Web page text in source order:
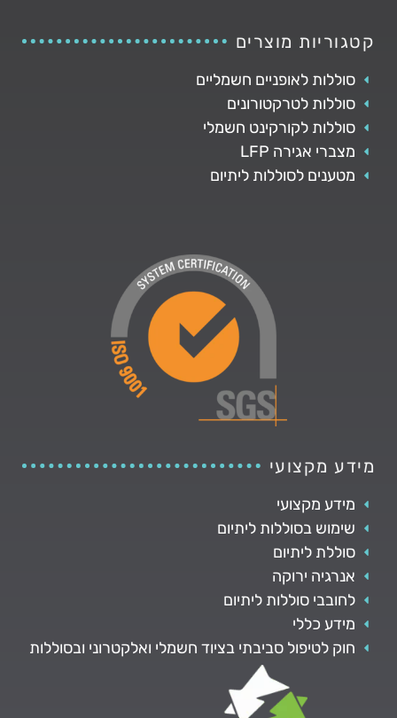
קטגוריות מוצרים
סוללות לאופניים חשמליים
סוללות לטרקטורונים
סוללות לקורקינט חשמלי
מצברי אגירה LFP
מטענים לסוללות ליתיום
מידע מקצועי
מידע מקצועי
שימוש בסוללות ליתיום
סוללת ליתיום
אנרגיה ירוקה
לחובבי סוללות ליתיום
מידע כללי
חוק לטיפול סביבתי בציוד חשמלי ואלקטרוני ובסוללות